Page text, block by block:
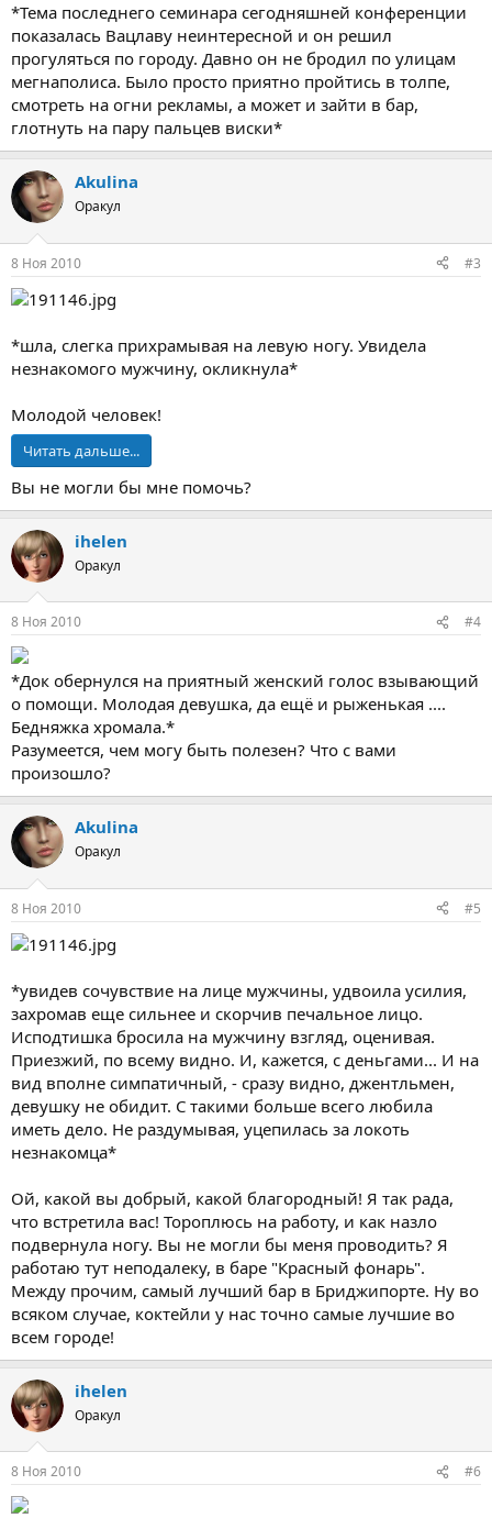
*Тема последнего семинара сегодняшней конференции
показалась Вацлаву неинтересной и он решил
прогуляться по городу. Давно он не бродил по улицам
мегнаполиса. Было просто приятно пройтись в толпе,
смотреть на огни рекламы, а может и зайти в бар,
глотнуть на пару пальцев виски*
Akulina
Оракул
8 Ноя 2010 #3
*шла, слегка прихрамывая на левую ногу. Увидела
незнакомого мужчину, окликнула*
Молодой человек!
Читать дальше...
Вы не могли бы мне помочь?
ihelen
Оракул
8 Ноя 2010 #4
*Док обернулся на приятный женский голос взывающий
о помощи. Молодая девушка, да ещё и рыженькая ....
Бедняжка хромала.*
Разумеется, чем могу быть полезен? Что с вами
произошло?
Akulina
Оракул
8 Ноя 2010 #5
*увидев сочувствие на лице мужчины, удвоила усилия,
захромав еще сильнее и скорчив печальное лицо.
Исподтишка бросила на мужчину взгляд, оценивая.
Приезжий, по всему видно. И, кажется, с деньгами... И на
вид вполне симпатичный, - сразу видно, джентльмен,
девушку не обидит. С такими больше всего любила
иметь дело. Не раздумывая, уцепилась за локоть
незнакомца*
Ой, какой вы добрый, какой благородный! Я так рада,
что встретила вас! Тороплюсь на работу, и как назло
подвернула ногу. Вы не могли бы меня проводить? Я
работаю тут неподалеку, в баре "Красный фонарь".
Между прочим, самый лучший бар в Бриджипорте. Ну во
всяком случае, коктейли у нас точно самые лучшие во
всем городе!
ihelen
Оракул
8 Ноя 2010 #6